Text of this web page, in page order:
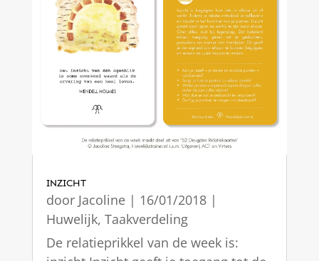
INZICHT
door Jacoline| 16/01/2018|
Huwelijk, Taakverdeling
De relatieprikkel van de week is: